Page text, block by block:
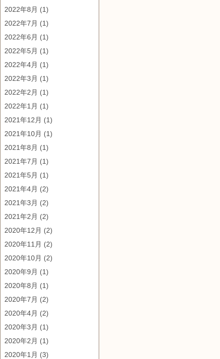
2022年8月 (1)
2022年7月 (1)
2022年6月 (1)
2022年5月 (1)
2022年4月 (1)
2022年3月 (1)
2022年2月 (1)
2022年1月 (1)
2021年12月 (1)
2021年10月 (1)
2021年8月 (1)
2021年7月 (1)
2021年5月 (1)
2021年4月 (2)
2021年3月 (2)
2021年2月 (2)
2020年12月 (2)
2020年11月 (2)
2020年10月 (2)
2020年9月 (1)
2020年8月 (1)
2020年7月 (2)
2020年4月 (2)
2020年3月 (1)
2020年2月 (1)
2020年1月 (3)